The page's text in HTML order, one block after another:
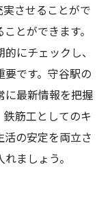
させることがで
とができます。
にチェックし、
です。守谷駅の
に最新情報を把握
筋工としてのキ
の安定を両立さ
ましょう。